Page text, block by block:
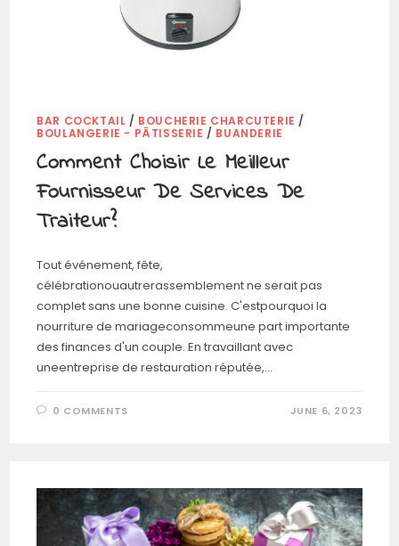
BAR COCKTAIL / BOUCHERIE CHARCUTERIE /
BOULANGERIE - PÂTISSERIE / BUANDERIE
Comment Choisir Le Meilleur
Fournisseur De Services De
Traiteur?
Tout événement, fête,
célébrationouautrerassemblement ne serait pas
complet sans une bonne cuisine. C'estpourquoi la
nourriture de mariageconsommeune part importante
des finances d'un couple. En travaillant avec
uneentreprise de restauration réputée,…
0 COMMENTS JUNE 6, 2023